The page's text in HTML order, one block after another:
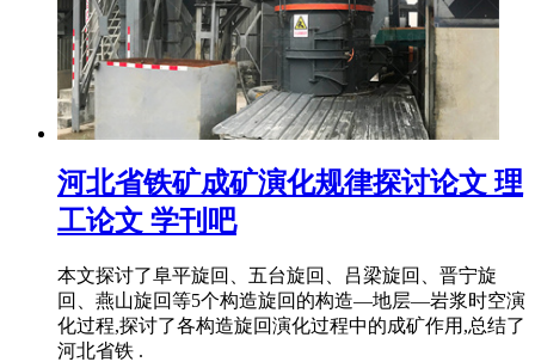
河北省铁矿成矿演化规律探讨论文 理
工论文 学刊吧
本文探讨了阜平旋回、五台旋回、吕梁旋回、晋宁旋
回、燕山旋回等5个构造旋回的构造—地层—岩浆时空演
化过程,探讨了各构造旋回演化过程中的成矿作用,总结了
河北省铁 .